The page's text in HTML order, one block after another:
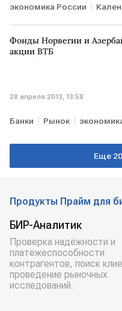
экономика России
МОСКВА
Фонды Норвегии и
акции ВТБ
28 апреля 2013, 13:58
Банки Рынок
Допэмиссия акций ВТБ
Еще
Продукты Прайм для
БИР-Аналитик
Проверка надёжности и
платёжеспособности
контрагентов, поиск
проведение рыночных
исследований.